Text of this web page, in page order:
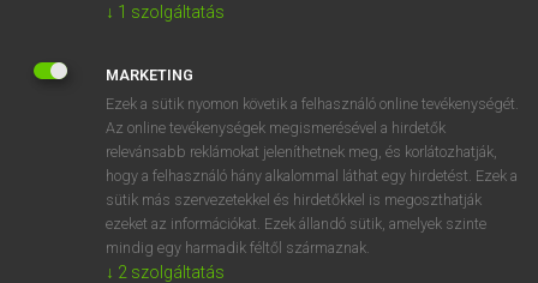
admission
admittance
admittedly
↓ 1 szolgáltatás
MARKETING
Ezek a sütik nyomon követik a felhasználó online tevékenységét.
Az online tevékenységek megismerésével a hirdetők
relevánsabb reklámokat jeleníthetnek meg, és korlátozhatják,
hogy a felhasználó hány alkalommal láthat egy hirdetést. Ezek a
sütik más szervezetekkel és hirdetőkkel is megoszthatják
ezeket az információkat. Ezek állandó sütik, amelyek szinte
mindig egy harmadik féltől származnak.
↓ 2 szolgáltatás